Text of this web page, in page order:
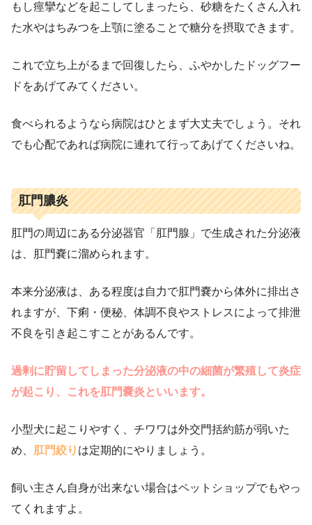
もし痙攣などを起こしてしまったら、砂糖をたくさん入れ
た水やはちみつを上顎に塗ることで糖分を摂取できます。
これで立ち上がるまで回復したら、ふやかしたドッグフー
ドをあげてみてください。
食べられるようなら病院はひとまず大丈夫でしょう。それ
でも心配であれば病院に連れて行ってあげてくださいね。
肛門膿炎
肛門の周辺にある分泌器官「肛門腺」で生成された分泌液
は、肛門嚢に溜められます。
本来分泌液は、ある程度は自力で肛門嚢から体外に排出さ
れますが、下痢・便秘、体調不良やストレスによって排泄
不良を引き起こすことがあるんです。
過剰に貯留してしまった分泌液の中の細菌が繁殖して炎症
が起こり、これを肛門嚢炎といいます。
小型犬に起こりやすく、チワワは外交門括約筋が弱いた
め、
肛門絞り は定期的にやりましょう。
飼い主さん自身が出来ない場合はペットショップでもやっ
てくれますよ。